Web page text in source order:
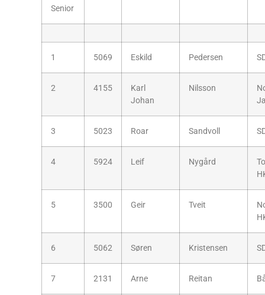
Senior
1 5069 Eskild Pedersen
2 4155
Karl
Johan
Nilsson
3 5023 Roar Sandvoll
4 5924 Leif Nygård
5 3500 Geir Tveit
6 5062 Søren Kristensen
7 2131 Arne Reitan